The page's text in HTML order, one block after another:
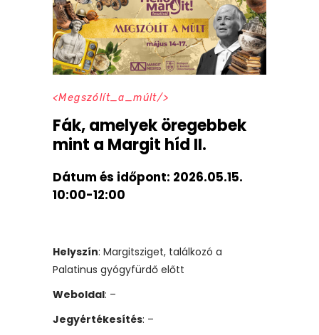
Megszólít_a_múlt
Fák, amelyek öregebbek
mint a Margit híd II.
Dátum és időpont: 2026.05.15.
10:00-12:00
Helyszín: Margitsziget, találkozó a
Palatinus gyógyfürdő előtt
Weboldal: –
Jegyértékesítés: –